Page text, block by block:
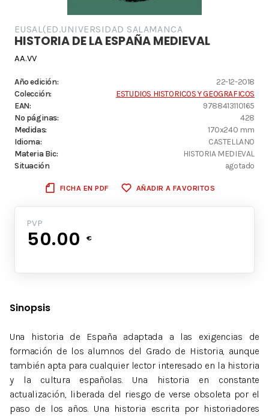
EUSAL(ED.UNIVERSIDAD SALAMANCA
HISTORIA DE LA ESPAÑA MEDIEVAL
AA.VV
Año edición:
22-12-2018
Colección:
ESTUDIOS HISTORICOS Y GEOGRAFICOS
EAN:
9788413110165
Nº páginas:
428
Medidas:
170x240 mm
Idioma:
CASTELLANO
Materia Bic:
HISTORIA MEDIEVAL
Situación
agotado
FICHA EN PDF AÑADIR A FAVORITOS
PVP
50.00 €
Sinopsis
Una historia de España adaptada a las exigencias de
formación de los alumnos del Grado de Historia, aunque
también apta para cualquier lector interesado en la historia
y la cultura españolas. Una historia en constante
actualización, liberada del riesgo de verse obsoleta por el
paso de los años. Una historia escrita por historiadores